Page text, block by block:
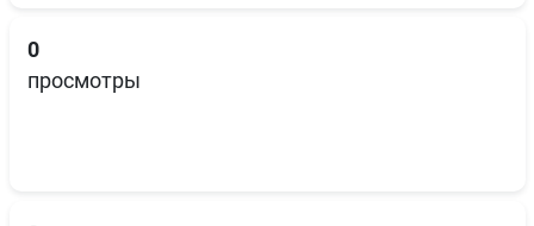
0
просмотры